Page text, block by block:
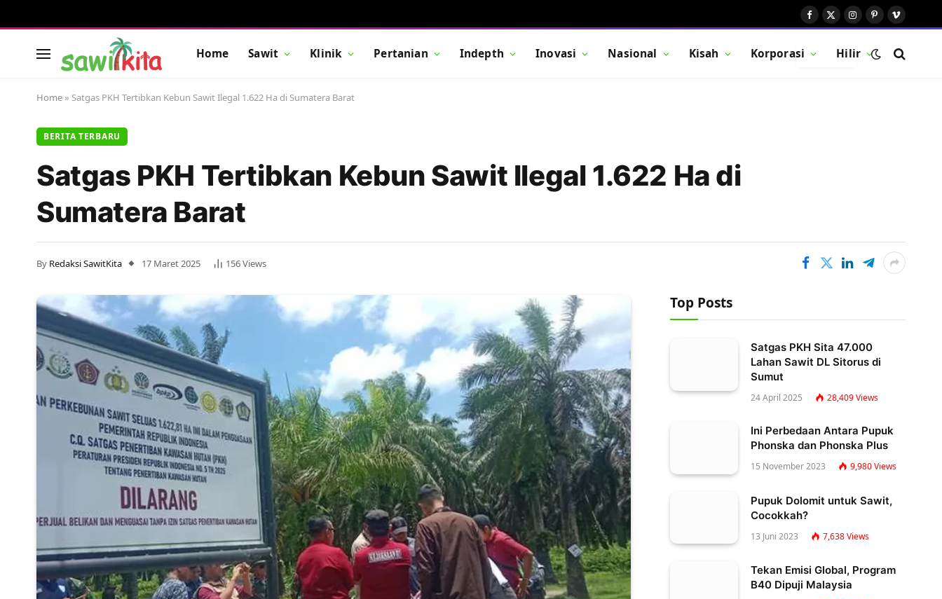
Facebook
X
Instagram
Pinterest
Vimeo
Home Sawit Klinik Pertanian Indepth Inovasi Nasional Kisah Korporasi Hilir
BUTTON
Home » Satgas PKH Tertibkan Kebun Sawit Ilegal 1.622 Ha di Sumatera Barat
BERITA TERBARU
Satgas PKH Tertibkan Kebun Sawit Ilegal 1.622 Ha di
Sumatera Barat
By Redaksi SawitKita 17 Maret 2025 156Views
Top Posts
Satgas PKH Sita 47.000
Lahan Sawit DL Sitorus di
Sumut
24 April 2025 28,409Views
Ini Perbedaan Antara Pupuk
Phonska dan Phonska Plus
15 November 2023 9,980Views
Pupuk Dolomit untuk Sawit,
Cocokkah?
13 Juni 2023 7,638Views
Tekan Emisi Global, Program
B40 Dipuji Malaysia